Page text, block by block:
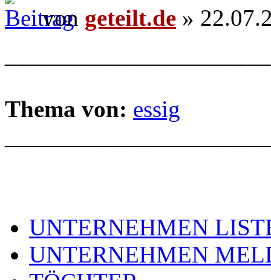
von geteilt.de »
Thema von: essig
UNTERNEHMEN
UNTERNEHMEN